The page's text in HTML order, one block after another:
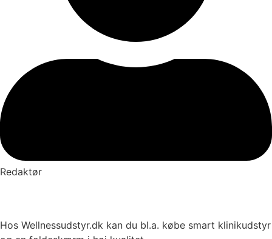
Redaktør
Hos Wellnessudstyr.dk kan du bl.a. købe smart klinikudstyr